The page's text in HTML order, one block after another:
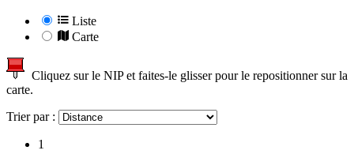
Liste
Carte
Cliquez sur le NIP et faites-le glisser pour le repositionner sur la
carte.
Trier par :
1